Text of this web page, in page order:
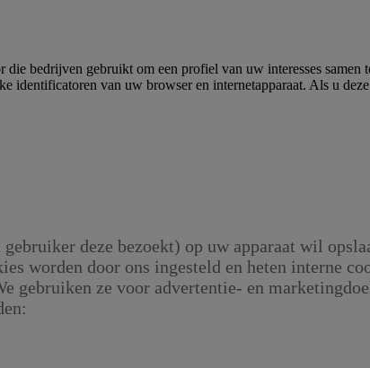
bedrijven gebruikt om een profiel van uw interesses samen
identificatoren van uw browser en internetapparaat. Als u
deze bezoekt) op uw apparaat wil
worden door ons ingesteld en heten interne
gebruiken ze voor advertentie- en